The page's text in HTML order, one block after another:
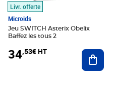
au panier
Livr. offerte
Microids
Jeu SWITCH Asterix Obelix
Baffez les tous 2
34,53€ HT